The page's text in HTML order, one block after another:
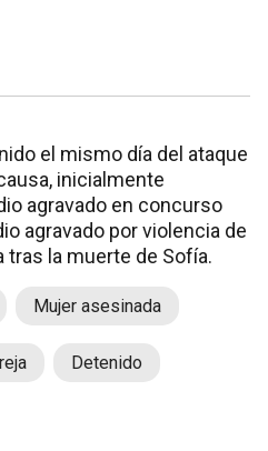
el mismo día del ataque
inicialmente
agravado en concurso
agravado por violencia de
tras la muerte de Sofía.
Mujer asesinada
Detenido